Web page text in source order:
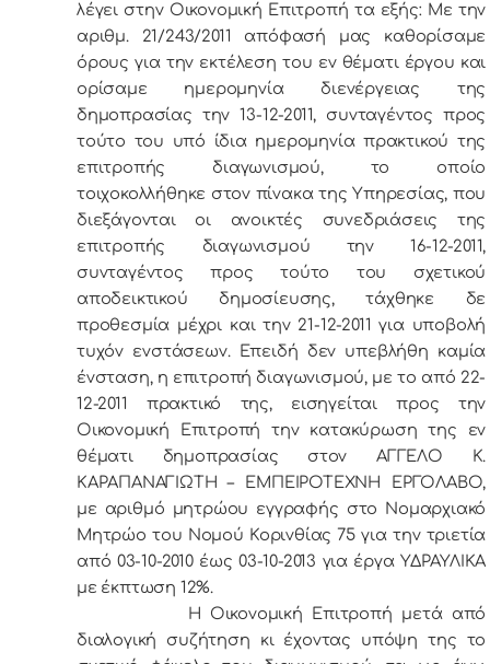
λέγει στην Οικονομική Επιτροπή τα εξής: Με την
αριθμ. 21/243/2011 απόφασή μας καθορίσαμε
όρους για την εκτέλεση του εν θέματι έργου και
ορίσαμε ημερομηνία διενέργειας της
δημοπρασίας την 13-12-2011, συνταγέντος προς
τούτο του υπό ίδια ημερομηνία πρακτικού της
επιτροπής διαγωνισμού, το οποίο
τοιχοκολλήθηκε στον πίνακα της Υπηρεσίας, που
διεξάγονται οι ανοικτές συνεδριάσεις της
επιτροπής διαγωνισμού την 16-12-2011,
συνταγέντος προς τούτο του σχετικού
αποδεικτικού δημοσίευσης, τάχθηκε δε
προθεσμία μέχρι και την 21-12-2011 για υποβολή
τυχόν ενστάσεων. Επειδή δεν υπεβλήθη καμία
ένσταση, η επιτροπή διαγωνισμού, με το από 22-
12-2011 πρακτικό της, εισηγείται προς την
Οικονομική Επιτροπή την κατακύρωση της εν
θέματι δημοπρασίας στον ΑΓΓΕΛΟ Κ.
ΚΑΡΑΠΑΝΑΓΙΩΤΗ – ΕΜΠΕΙΡΟΤΕΧΝΗ ΕΡΓΟΛΑΒΟ,
με αριθμό μητρώου εγγραφής στο Νομαρχιακό
Μητρώο του Νομού Κορινθίας 75 για την τριετία
από 03-10-2010 έως 03-10-2013 για έργα ΥΔΡΑΥΛΙΚΑ
με έκπτωση 12%.
Η Οικονομική Επιτροπή μετά από
διαλογική συζήτηση κι έχοντας υπόψη της το